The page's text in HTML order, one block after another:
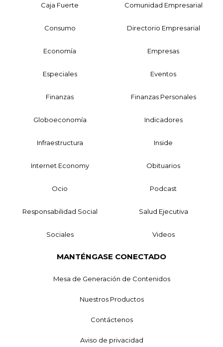
Caja Fuerte Comunidad Empresarial
Consumo Directorio Empresarial
Economía Empresas
Especiales Eventos
Finanzas Finanzas Personales
Globoeconomía Indicadores
Infraestructura Inside
Internet Economy Obituarios
Ocio Podcast
Responsabilidad Social Salud Ejecutiva
Sociales Videos
MANTÉNGASE CONECTADO
Mesa de Generación de Contenidos
Nuestros Productos
Contáctenos
Aviso de privacidad